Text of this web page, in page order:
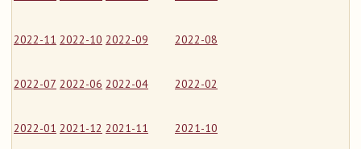
2022-11 2022-10 2022-09 2022-08
2022-07 2022-06 2022-04 2022-02
2022-01 2021-12 2021-11 2021-10